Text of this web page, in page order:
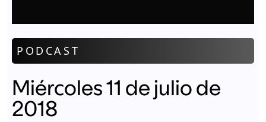
PODCAST
Miércoles 11 de julio de
2018